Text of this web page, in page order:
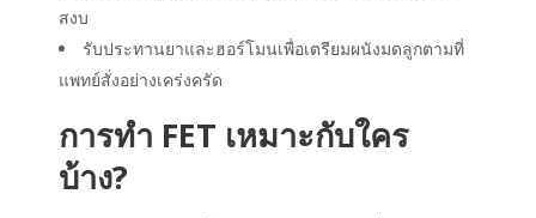
สงบ
รับประทานยาและฮอร์โมนเพื่อเตรียมผนังมดลูกตามที่
แพทย์สั่งอย่างเคร่งครัด
การทำ FET เหมาะกับใคร
บ้าง?